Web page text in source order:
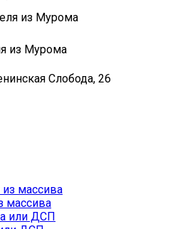
из Мурома
Слобода, 26
массива